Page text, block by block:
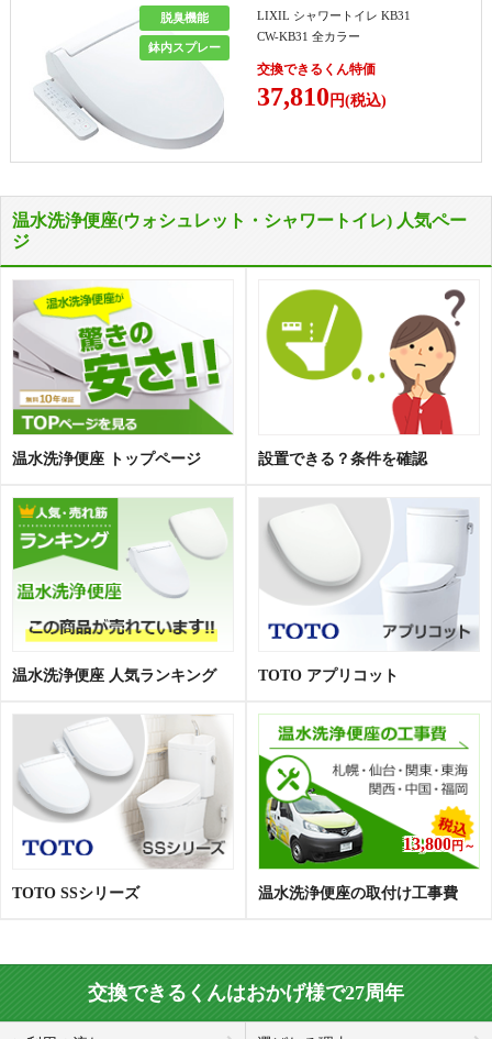
脱臭機能
鉢内スプレー
LIXIL シャワートイレ KB31
CW-KB31 全カラー
交換できるくん特価
37,810 円(税込)
温水洗浄便座(ウォシュレット・シャワートイレ) 人気ペー
ジ
温水洗浄便座 トップページ 設置できる？条件を確認
温水洗浄便座 人気ランキング TOTO アプリコット
TOTO SSシリーズ
13,800 円～
温水洗浄便座の取付け工事費
交換できるくんはおかげ様で27周年